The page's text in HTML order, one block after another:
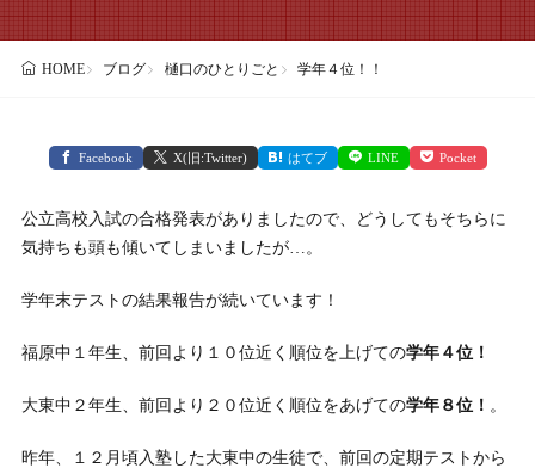
HOME ブログ 樋口のひとりごと 学年４位！！
Facebook X(旧:Twitter) はてブ LINE Pocket
公立高校入試の合格発表がありましたので、どうしてもそちらに
気持ちも頭も傾いてしまいましたが…。
学年末テストの結果報告が続いています！
福原中１年生、前回より１０位近く順位を上げての学年４位！
大東中２年生、前回より２０位近く順位をあげての学年８位！ 。
昨年、１２月頃入塾した大東中の生徒で、前回の定期テストから